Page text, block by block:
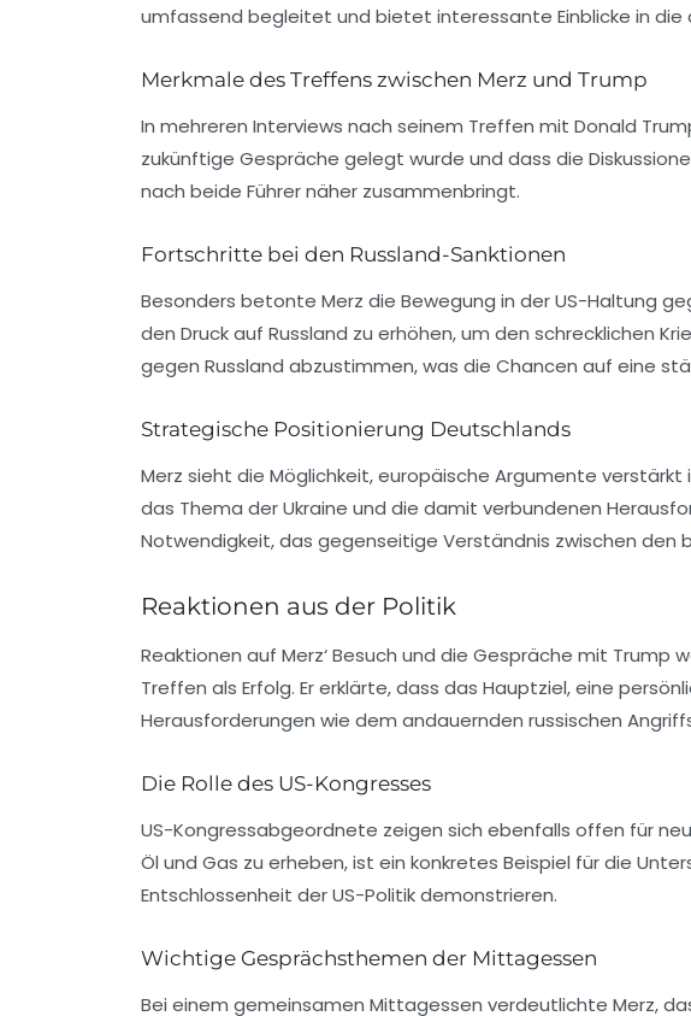
umfassend begleitet und bietet interessante Einblicke in die
Merkmale des Treffens zwischen Merz und Trump
In mehreren Interviews nach seinem Treffen mit Donald
zukünftige Gespräche gelegt wurde und dass die
nach beide Führer näher zusammenbringt.
Fortschritte bei den Russland-Sanktionen
Besonders betonte Merz die Bewegung in der US-Haltung
den Druck auf Russland zu erhöhen, um den schrecklichen
gegen Russland abzustimmen, was die Chancen auf eine
Strategische Positionierung Deutschlands
Merz sieht die Möglichkeit, europäische Argumente
das Thema der Ukraine und die damit verbundenen
Notwendigkeit, das gegenseitige Verständnis zwischen den
Reaktionen aus der Politik
Reaktionen auf Merz‘ Besuch und die Gespräche mit
Treffen als Erfolg. Er erklärte, dass das Hauptziel, eine
Herausforderungen wie dem andauernden russischen
Die Rolle des US-Kongresses
US-Kongressabgeordnete zeigen sich ebenfalls offen für
Öl und Gas zu erheben, ist ein konkretes Beispiel für die
Entschlossenheit der US-Politik demonstrieren.
Wichtige Gesprächsthemen der Mittagessen
Bei einem gemeinsamen Mittagessen verdeutlichte Merz,